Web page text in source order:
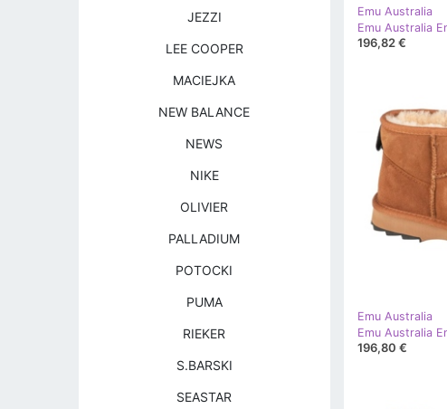
Emu Australia
196,82 €
Emu Australia
196,80 €
JEZZI
LEE COOPER
MACIEJKA
NEW BALANCE
NEWS
NIKE
OLIVIER
PALLADIUM
POTOCKI
PUMA
RIEKER
S.BARSKI
SEASTAR